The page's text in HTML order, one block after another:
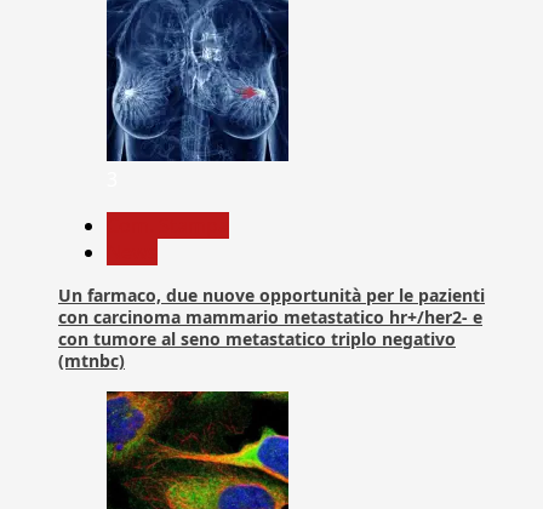
Un farmaco, due nuove opportunità per le pazienti
con carcinoma mammario metastatico hr+/her2- e
con tumore al seno metastatico triplo negativo
(mtnbc)